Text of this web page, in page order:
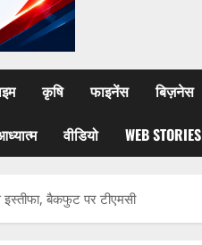
कृषि फाइनेंस बिज़नेस
वीडियो WEB STORIES
बैकफुट पर टीएमसी